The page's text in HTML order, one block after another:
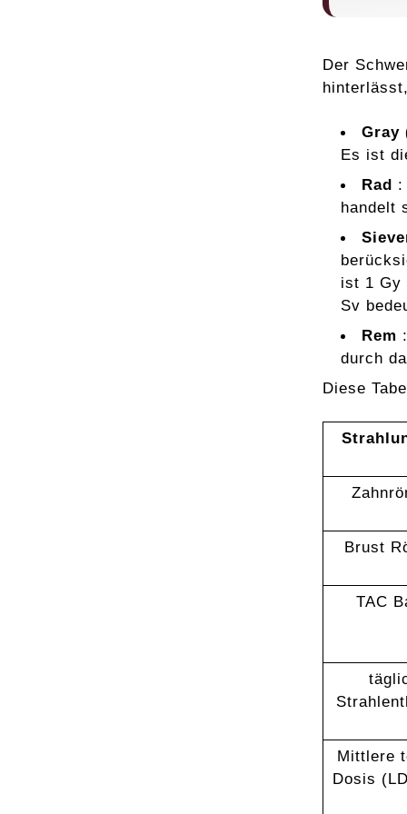
Der
Gray
Es ist
Rad :
handelt
ist 1 Gy
Sv
Rem
durch
Diese
Brust
TAC
Mittlere
Dosis